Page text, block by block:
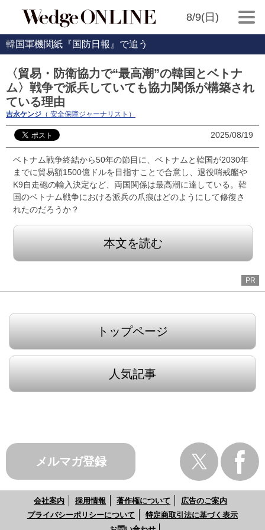
8/9(日)
韓国軍機関紙『国防日報』で追う
〈貿易・防衛協力で“最高潮”の韓国とベトナ
ム〉戦争で派兵していても協力関係が構築され
ている理由
吉永ケンジ （ 安全保障ジャーナリスト）
2025/08/19
ベトナム戦争終結から50年の節目に、ベトナムと韓国が2030年
までに貿易額1500億ドルを目指すことで合意し、退役哨戒艦や
K9自走砲の輸入決定など、両国関係は最高潮に達している。韓
国のベトナム戦争における派兵の爪痕はどのようにして修復さ
れたのだろうか？
本文を読む
PR
トップページ
人気記事
メルマガ登録
会社案内 採用情報 著作権について
広告のご案内
プライバシーポリシーについて
特定商取引法に基づく表示